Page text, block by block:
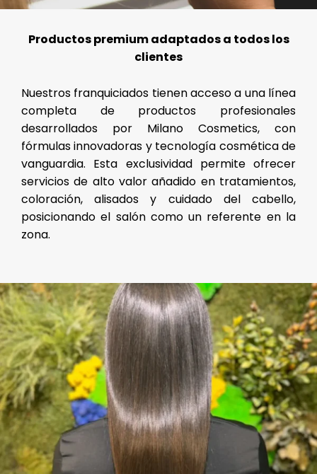
Productos premium adaptados a todos los
clientes
Nuestros franquiciados tienen acceso a una línea
completa de productos profesionales
desarrollados por Milano Cosmetics, con
fórmulas innovadoras y tecnología cosmética de
vanguardia. Esta exclusividad permite ofrecer
servicios de alto valor añadido en tratamientos,
coloración, alisados y cuidado del cabello,
posicionando el salón como un referente en la
zona.